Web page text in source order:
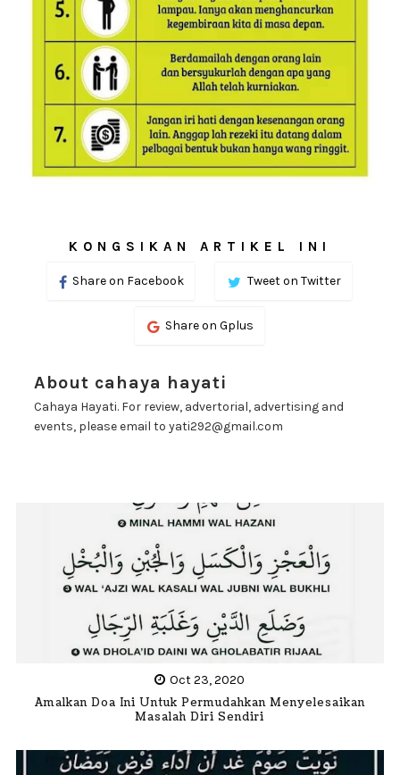
KONGSIKAN ARTIKEL INI
Share on Facebook Tweet on Twitter
Share on Gplus
About cahaya hayati
Cahaya Hayati. For review, advertorial, advertising and
events, please email to yati292@gmail.com
Oct 23, 2020
Amalkan Doa Ini Untuk Permudahkan Menyelesaikan
Masalah Diri Sendiri